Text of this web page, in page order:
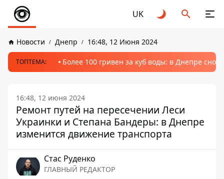
UK
Новости Днепр 16:48, 12 Июня 2024
ТОПТЕМА: Более 100 гривен за куб воды: в Днепре
16:48, 12 июня 2024
Ремонт путей на пересечении Леси
Украинки и Степана Бандеры: в Днепре
изменится движение транспорта
Стаc Руденко
ГЛАВНЫЙ РЕДАКТОР